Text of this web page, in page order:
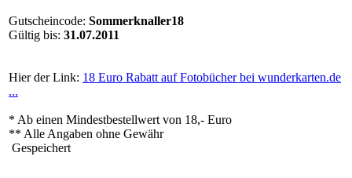
Gutscheincode: Sommerknaller18
Gültig bis: 31.07.2011
Hier der Link: 18 Euro Rabatt auf Fotobücher bei wunderkarten.de
...
* Ab einen Mindestbestellwert von 18,- Euro
** Alle Angaben ohne Gewähr
Gespeichert